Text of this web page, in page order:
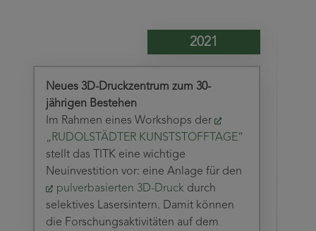
2021
Neues 3D-Druckzentrum zum 30-
jährigen Bestehen
Im Rahmen eines Workshops der
„RUDOLSTÄDTER KUNSTSTOFFTAGE“
stellt das TITK eine wichtige
Neuinvestition vor: eine Anlage für den
pulverbasierten 3D-Druckdurch
selektives Lasersintern. Damit können
die Forschungsaktivitäten auf dem